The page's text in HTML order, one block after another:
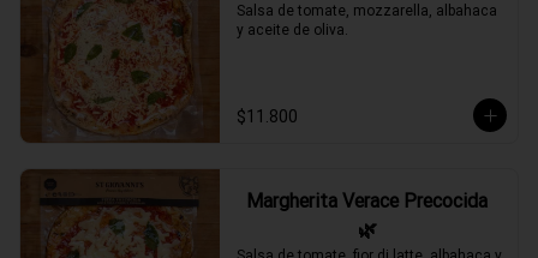
Salsa de tomate, mozzarella, albahaca
y aceite de oliva.
$11.800
Margherita Verace Precocida
🌿